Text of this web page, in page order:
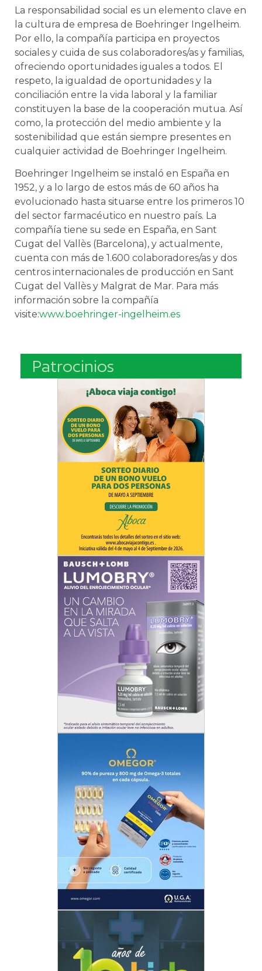
La responsabilidad social es un elemento clave en
la cultura de empresa de Boehringer Ingelheim.
Por ello, la compañía participa en proyectos
sociales y cuida de sus colaboradores/as y familias,
ofreciendo oportunidades iguales a todos. El
respeto, la igualdad de oportunidades y la
conciliación entre la vida laboral y la familiar
constituyen la base de la cooperación mutua. Así
como, la protección del medio ambiente y la
sostenibilidad que están siempre presentes en
cualquier actividad de Boehringer Ingelheim.
Boehringer Ingelheim se instaló en España en
1952, y a lo largo de estos más de 60 años ha
evolucionado hasta situarse entre los primeros 10
del sector farmacéutico en nuestro país. La
compañía tiene su sede en España, en Sant
Cugat del Vallès (Barcelona), y actualmente,
cuenta con más de 1.600 colaboradores/as y dos
centros internacionales de producción en Sant
Cugat del Vallès y Malgrat de Mar. Para más
información sobre la compañía
visite:www.boehringer-ingelheim.es
Patrocinios